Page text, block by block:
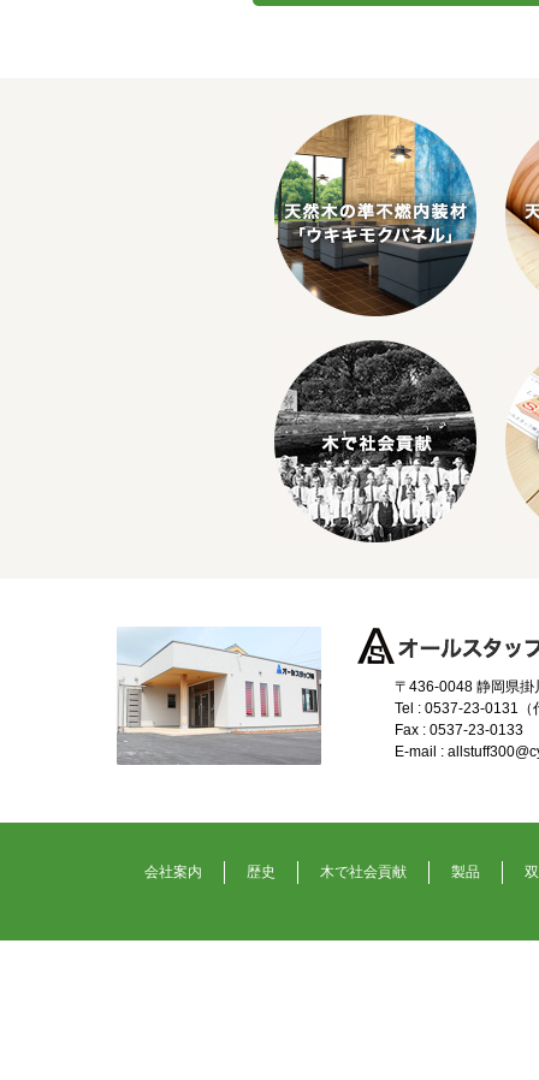
〒436-0048 静岡県掛
Tel : 0537-23-0131（
Fax : 0537-23-0133
E-mail :
会社案内 歴史 木で社会貢献 製品